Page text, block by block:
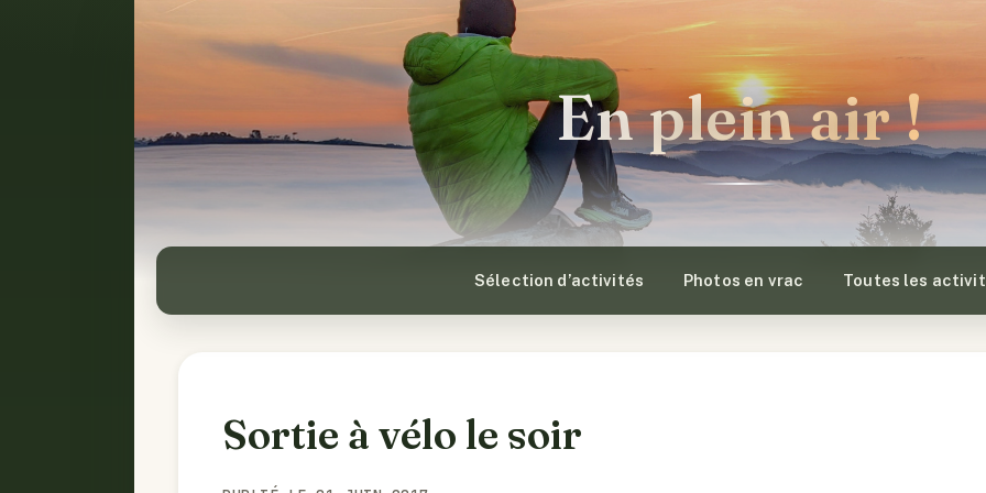
En plein air !
Sélection d’activités Photos en vrac Toutes les
Sortie à vélo le soir